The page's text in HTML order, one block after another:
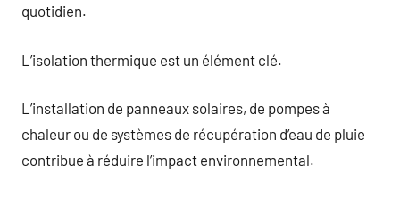
quotidien.
L’isolation thermique est un élément clé.
L’installation de panneaux solaires, de pompes à
chaleur ou de systèmes de récupération d’eau de pluie
contribue à réduire l’impact environnemental.